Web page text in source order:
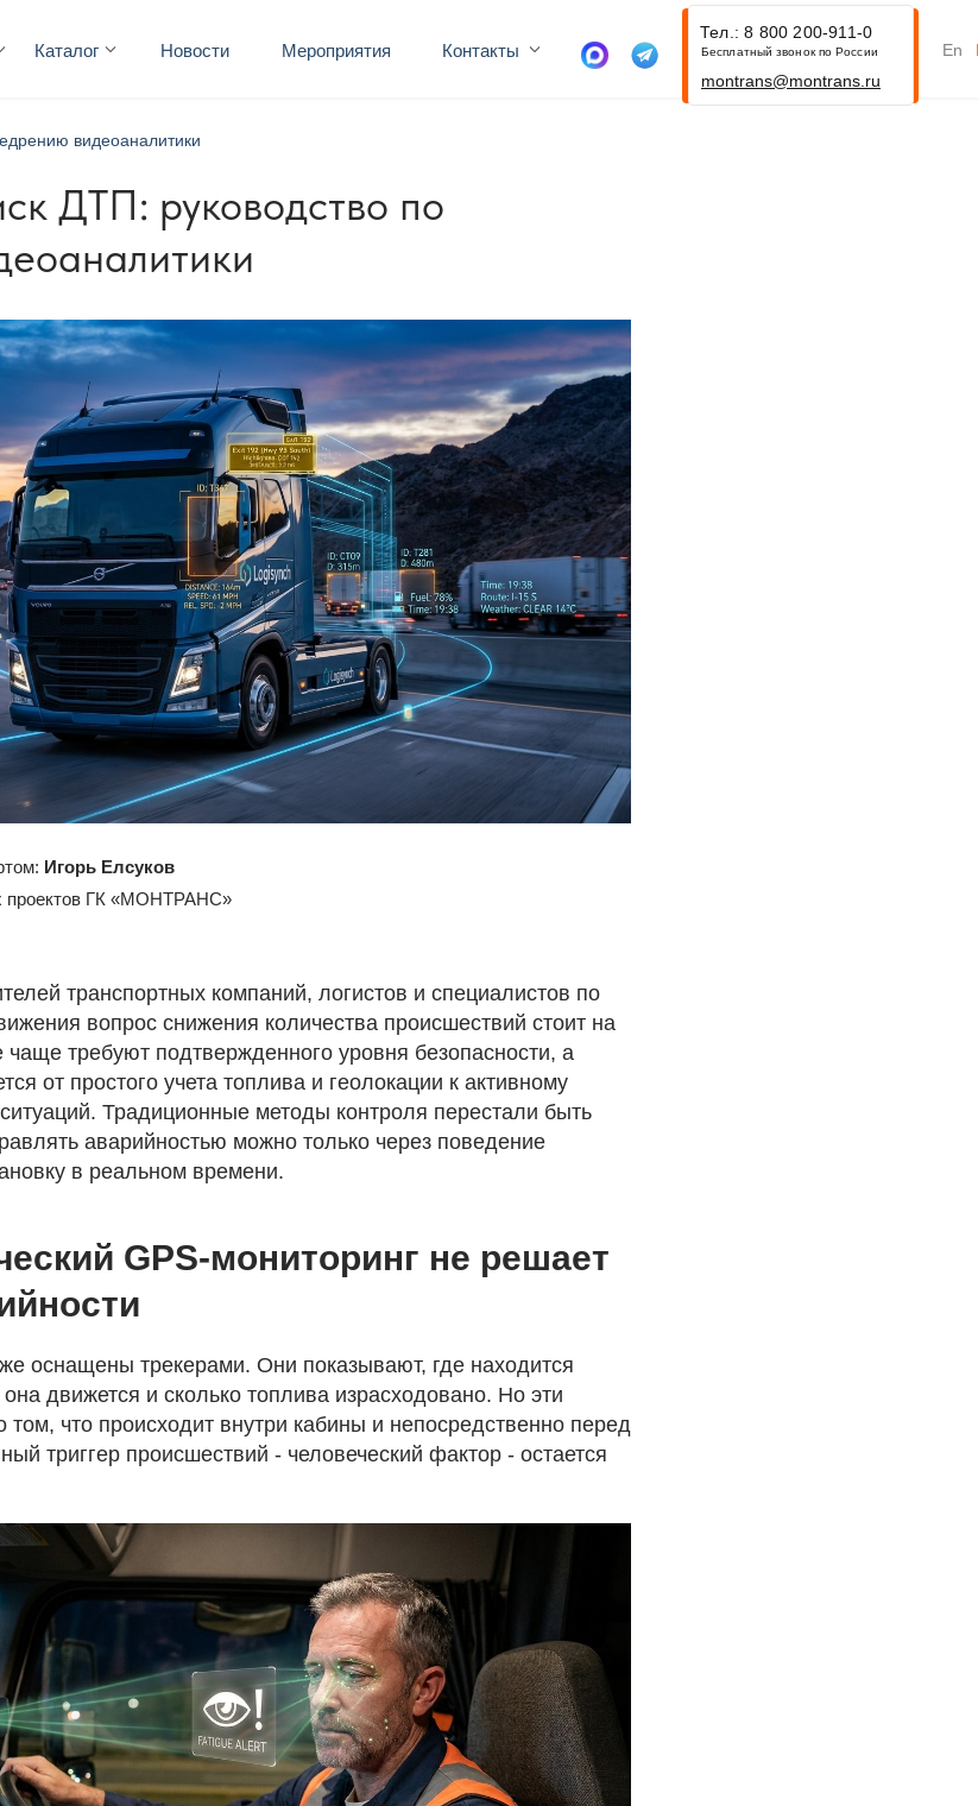
montrans@montrans.ru
Мероприятия
Новости
Каталог Контакты En
Тел.: 8 800 200-911-0
Бесплатный звонок по России
видеоаналитики
ДТП: руководство по
Игорь Елсуков
проектов ГК «МОНТРАНС»
транспортных компаний, логистов и специалистов по
вопрос снижения количества происшествий стоит на
требуют подтвержденного уровня безопасности, а
от простого учета топлива и геолокации к активному
Традиционные методы контроля перестали быть
аварийностью можно только через поведение
в реальном времени.
GPS-мониторинг не решает
оснащены трекерами. Они показывают, где находится
движется и сколько топлива израсходовано. Но эти
том, что происходит внутри кабины и непосредственно перед
триггер происшествий - человеческий фактор - остается